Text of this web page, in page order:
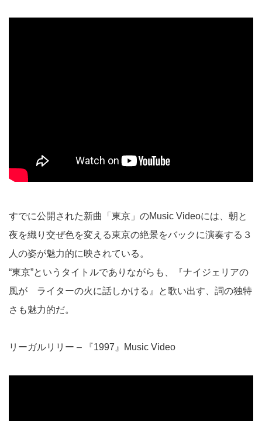
すでに公開された新曲「東京」のMusic Videoには、朝と
夜を織り交ぜ色を変える東京の絶景をバックに演奏する３
人の姿が魅力的に映されている。
“東京”というタイトルでありながらも、『ナイジェリアの
風が ライターの火に話しかける』と歌い出す、詞の独特
さも魅力的だ。
リーガルリリー – 『1997』Music Video